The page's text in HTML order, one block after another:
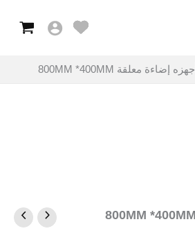
أجهزه إضاءة معلقة 800MM *400MM